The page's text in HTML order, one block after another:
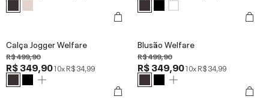
Calça Jogger Welfare
R$ 499,90
R$ 349,9010xR$ 34,99
Blusão Welfare
R$ 499,90
R$ 349,9010xR$ 34,99